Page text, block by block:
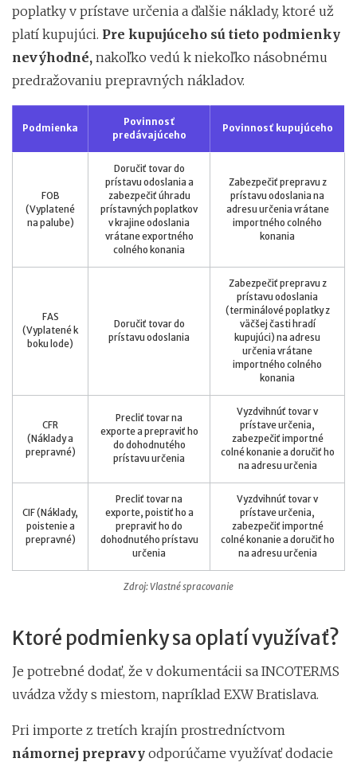
poplatky v prístave určenia a ďalšie náklady, ktoré už
platí kupujúci. Pre kupujúceho sú tieto podmienky
nevýhodné, nakoľko vedú k niekoľko násobnému
predražovaniu prepravných nákladov.
Zdroj: Vlastné spracovanie
Podmienka
Povinnosť
predávajúceho
Povinnosť kupujúceho
FOB
(Vyplatené
na palube)
Doručiť tovar do
prístavu odoslania a
zabezpečiť úhradu
prístavných poplatkov
v krajine odoslania
vrátane exportného
colného konania
Zabezpečiť prepravu z
prístavu odoslania na
adresu určenia vrátane
importného colného
konania
FAS
(Vyplatené k
boku lode)
Doručiť tovar do
prístavu odoslania
Zabezpečiť prepravu z
prístavu odoslania
(terminálové poplatky z
väčšej časti hradí
kupujúci) na adresu
určenia vrátane
importného colného
konania
CFR
(Náklady a
prepravné)
Precliť tovar na
exporte a prepraviť ho
do dohodnutého
prístavu určenia
Vyzdvihnúť tovar v
prístave určenia,
zabezpečiť importné
colné konanie a doručiť ho
na adresu určenia
CIF (Náklady,
poistenie a
prepravné)
Precliť tovar na
exporte, poistiť ho a
prepraviť ho do
dohodnutého prístavu
určenia
Vyzdvihnúť tovar v
prístave určenia,
zabezpečiť importné
colné konanie a doručiť ho
na adresu určenia
Ktoré podmienky sa oplatí využívať?
Je potrebné dodať, že v dokumentácii sa INCOTERMS
uvádza vždy s miestom, napríklad EXW Bratislava.
Pri importe z tretích krajín prostredníctvom
námornej prepravy odporúčame využívať dodacie